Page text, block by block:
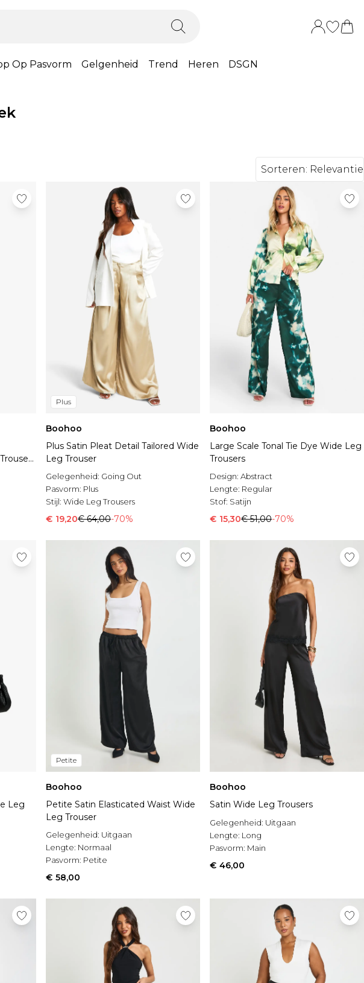
Op Pasvorm Gelgenheid Trend Heren DSGN
Sorteren: Relevantie
Plus
Boohoo
Plus Satin Pleat Detail Tailored Wide
Leg Trouser
Gelegenheid: Going Out
Pasvorm: Plus
Stijl: Wide Leg Trousers
€ 19,20€ 64,00-70%
Boohoo
Large Scale Tonal Tie Dye Wide Leg
Trousers
Design: Abstract
Lengte: Regular
Stof: Satijn
€ 15,30€ 51,00-70%
Leg
Petite
Boohoo
Petite Satin Elasticated Waist Wide
Leg Trouser
Gelegenheid: Uitgaan
Lengte: Normaal
Pasvorm: Petite
€ 58,00
Boohoo
Satin Wide Leg Trousers
Gelegenheid: Uitgaan
Lengte: Long
Pasvorm: Main
€ 46,00